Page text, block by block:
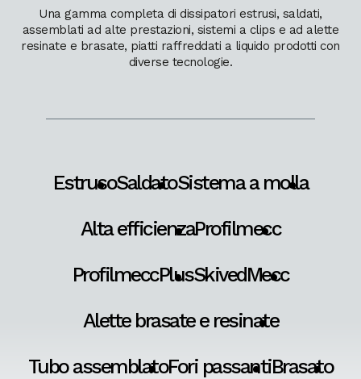
Una gamma completa di dissipatori estrusi, saldati,
assemblati ad alte prestazioni, sistemi a clips e ad alette
resinate e brasate, piatti raffreddati a liquido prodotti con
diverse tecnologie.
EstrusoSaldatoSistema a molla
Alta efficienzaProfilmecc
ProfilmeccPlusSkivedMecc
Alette brasate e resinate
Tubo assemblatoFori passantiBrasato